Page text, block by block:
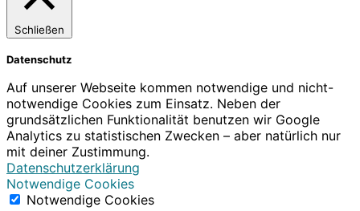
Schließen
Datenschutz
Auf unserer Webseite kommen notwendige und nicht-
notwendige Cookies zum Einsatz. Neben der
grundsätzlichen Funktionalität benutzen wir Google
Analytics zu statistischen Zwecken – aber natürlich nur
mit deiner Zustimmung.
Datenschutzerklärung
Notwendige Cookies
Notwendige Cookies